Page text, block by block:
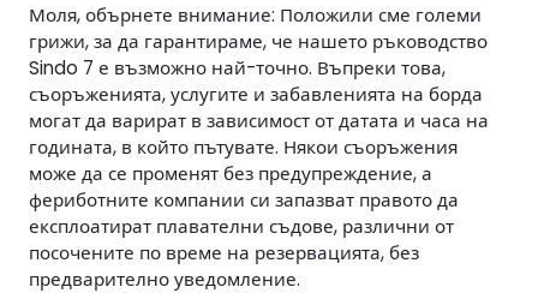
Моля, обърнете внимание: Положили сме големи
грижи, за да гарантираме, че нашето ръководство
Sindo 7 е възможно най-точно. Въпреки това,
съоръженията, услугите и забавленията на борда
могат да варират в зависимост от датата и часа на
годината, в който пътувате. Някои съоръжения
може да се променят без предупреждение, а
фериботните компании си запазват правото да
експлоатират плавателни съдове, различни от
посочените по време на резервацията, без
предварително уведомление.